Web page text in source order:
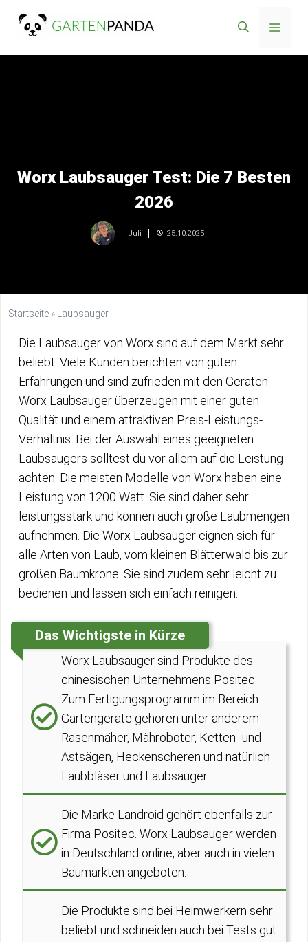
Inhalt
Menü
Worx Laubsauger Test: Die 7 Besten
2026
Juli 25.10.2025
Startseite » Laubsauger
Die Laubsauger von Worx sind auf dem Markt sehr
beliebt. Viele Kunden berichten von guten
Erfahrungen und sind zufrieden mit den Geräten.
Worx Laubsauger überzeugen mit einer guten
Qualität und einem attraktiven Preis-Leistungs-
Verhältnis. Bei der Auswahl eines geeigneten
Laubsaugers solltest du vor allem auf die Leistung
achten. Die meisten Modelle von Worx haben eine
Leistung von 1200 Watt. Sie sind daher sehr
leistungsstark und können auch große Laubmengen
aufnehmen. Die Worx Laubsauger eignen sich für
alle Arten von Laub, vom kleinen Blätterwald bis zur
großen Baumkrone. Sie sind zudem sehr leicht zu
bedienen und lassen sich einfach reinigen.
Das Wichtigste in Kürze
Worx Laubsauger sind Produkte des
chinesischen Unternehmens Positec.
Zum Fertigungsprogramm im Bereich
Gartengeräte gehören unter anderem
Rasenmäher, Mähroboter, Ketten- und
Astsägen, Heckenscheren und natürlich
Laubbläser und Laubsauger.
Die Marke Landroid gehört ebenfalls zur
Firma Positec. Worx Laubsauger werden
in Deutschland online, aber auch in vielen
Baumärkten angeboten.
Die Produkte sind bei Heimwerkern sehr
beliebt und schneiden auch bei Tests gut